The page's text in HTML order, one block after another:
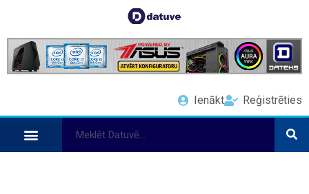
Ienākt Reģistrēties